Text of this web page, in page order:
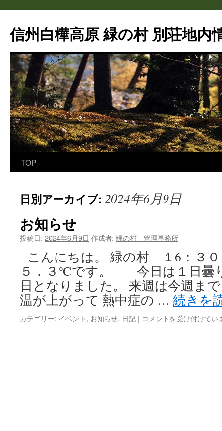
信州白樺高原 緑の村 別荘地内
コ
ツ
キ
TOP
日別アーカイブ: 2024年6月9日
お知らせ
投稿日: 2024年6月9日 作成者: 緑の村 管理事務所
こんにちは。 緑の村 １6：３
５．３℃です。 今日は１日曇
日となりました。 来週は今週ま
温が上がって 熱中症の … 続きを
カテゴリー: イベント, お知らせ, 日記 | お
コメントを受け付けてい